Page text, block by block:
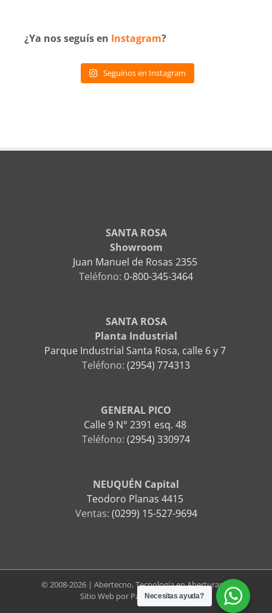
¿Ya nos seguís en Instagram?
Seguínos en Instagram
SANTA ROSA
Showroom
Juan Manuel de Rosas 2355
Teléfono: 0-800-345-3464
SANTA ROSA
Planta Industrial
Parque Industrial Santa Rosa, calle 6 y 7
Teléfono: (2954) 774313
GENERAL PICO
Calle 9 N° 2391 esq. 48
Teléfono: (2954) 330974
NEUQUÉN Capital
Teodoro Planas 4415
Ventas: (0299) 15-527-9694
© 2008-2026 | Abertecno, Tecnología en Aberturas. |
Sitio Web por Papyros Digitales
Necesitas ayuda?